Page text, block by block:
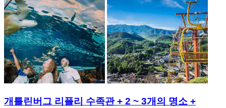
개틀린버그 리플리 수족관 + 2 ~ 3개의 명소 +